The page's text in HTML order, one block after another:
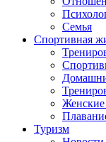
Семья
Спортивная
Женские
Туризм